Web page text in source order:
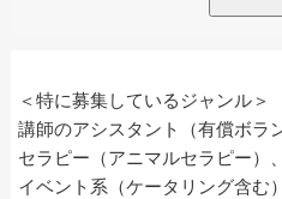
＜特に募集しているジャンル＞
講師のアシスタント（有償ボラ
セラピー（アニマルセラピー）
イベント系（ケータリング含む